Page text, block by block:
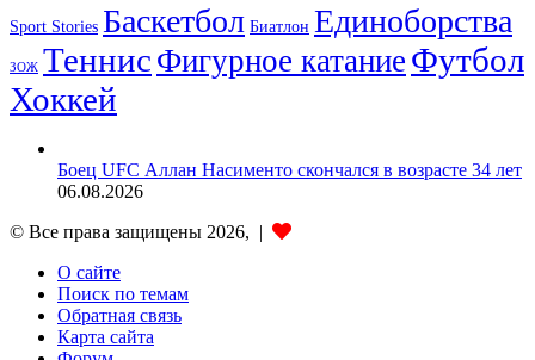
Sport Stories Баскетбол Биатлон Единоборства
ЗОЖ Теннис Фигурное катание Футбол
Хоккей
Боец UFC Аллан Насименто скончался в возрасте 34 лет
06.08.2026
© Все права защищены 2026, |
О сайте
Поиск по темам
Обратная связь
Карта сайта